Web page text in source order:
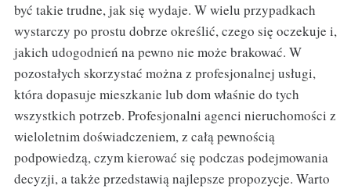
być takie trudne, jak się wydaje. W wielu przypadkach
wystarczy po prostu dobrze określić, czego się oczekuje i,
jakich udogodnień na pewno nie może brakować. W
pozostałych skorzystać można z profesjonalnej usługi,
która dopasuje mieszkanie lub dom właśnie do tych
wszystkich potrzeb. Profesjonalni agenci nieruchomości z
wieloletnim doświadczeniem, z całą pewnością
podpowiedzą, czym kierować się podczas podejmowania
decyzji, a także przedstawią najlepsze propozycje. Warto